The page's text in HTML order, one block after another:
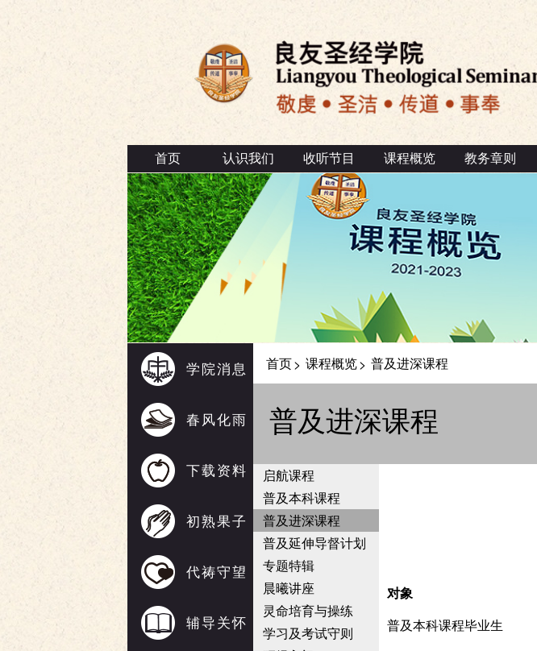
首页 认识我们 收听节目 课程概览 教务章则
学院消息
春风化雨
下载资料
初熟果子
代祷守望
辅导关怀
首页> 课程概览> 普及进深课程
普及进深课程
启航课程
普及本科课程
普及进深课程
普及延伸导督计划
专题特辑
晨曦讲座
灵命培育与操练
学习及考试守则
对象
普及本科课程毕业生